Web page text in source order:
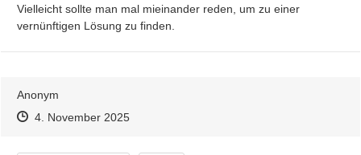
Vielleicht sollte man mal mieinander reden, um zu einer
vernünftigen Lösung zu finden.
Anonym
Zeitpunkt des Erstellens
Zeitpunkt des Erstellens
4. November 2025Zur Äußerung